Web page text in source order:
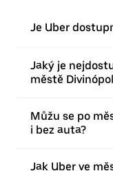
Je Uber
Jaký je
městě
Můžu se po
i bez auta?
Jak Uber ve